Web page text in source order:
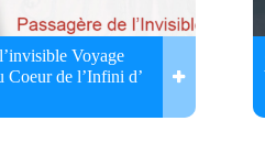
Voyage
Coeur de l’Infini d’